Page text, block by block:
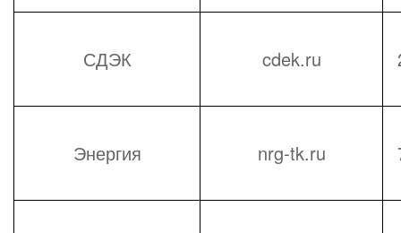
СДЭК cdek.ru
Энергия nrg-tk.ru